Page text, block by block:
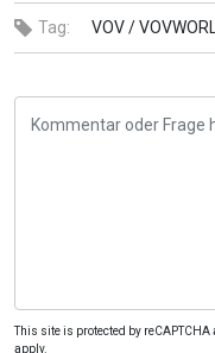
Tag: VOV /
This site is protected by reCAPTCHA
apply.